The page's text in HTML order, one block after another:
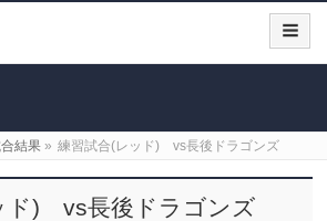
結果 » 練習試合(レッド) vs長後ドラゴンズ
ド) vs長後ドラゴンズ